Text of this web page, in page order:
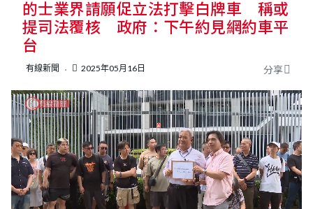
按輸入鍵開始搜尋
的士業界請願促立法打擊白牌車 稱或
提司法覆核 政府：下午約見網約車平
台
有線新聞 2025年05月16日 分享